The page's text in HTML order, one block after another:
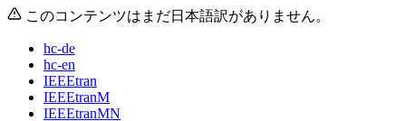
このコンテンツはまだ日本語訳がありません。
hc-de
hc-en
IEEEtran
IEEEtranM
IEEEtranMN